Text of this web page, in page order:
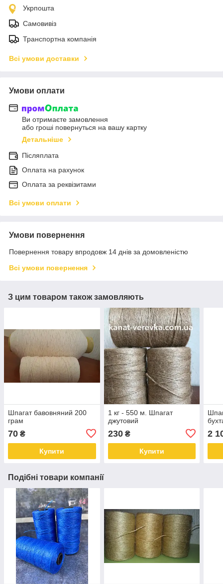
Укрпошта
Самовивіз
Транспортна компанія
Всі умови доставки
Умови оплати
Ви отримаєте замовлення
або гроші повернуться на вашу картку
Детальніше
Післяплата
Оплата на рахунок
Оплата за реквізитами
Всі умови оплати
Умови повернення
Повернення товару впродовж 14 днів за домовленістю
Всі умови повернення
З цим товаром також замовляють
Шпагат бавовняний 200
грам
70 ₴
Купити
1 кг - 550 м. Шпагат
джутовий
230₴
Купити
2
Подібні товари компанії